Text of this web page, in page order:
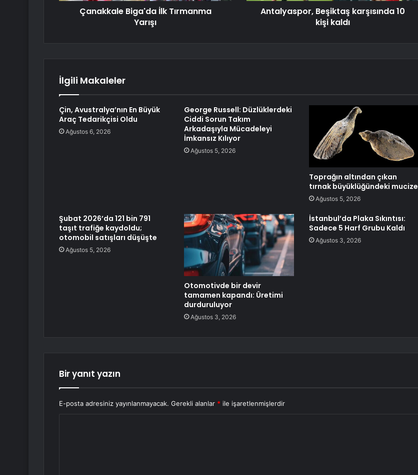
Çanakkale Biga'da İlk Tırmanma
Yarışı
Antalyaspor, Beşiktaş karşısında 10
kişi kaldı
İlgili Makaleler
Çin, Avustralya’nın En Büyük
Araç Tedarikçisi Oldu
Ağustos 6, 2026
George Russell: Düzlüklerdeki
Ciddi Sorun Takım
Arkadaşıyla Mücadeleyi
İmkansız Kılıyor
Ağustos 5, 2026
Toprağın altından çıkan
tırnak büyüklüğündeki mucize
Ağustos 5, 2026
Şubat 2026’da 121 bin 791
taşıt trafiğe kaydoldu;
otomobil satışları düşüşte
Ağustos 5, 2026
Otomotivde bir devir
tamamen kapandı: Üretimi
durduruluyor
Ağustos 3, 2026
İstanbul’da Plaka Sıkıntısı:
Sadece 5 Harf Grubu Kaldı
Ağustos 3, 2026
Bir yanıt yazın
E-posta adresiniz yayınlanmayacak. Gerekli alanlar * ile işaretlenmişlerdir